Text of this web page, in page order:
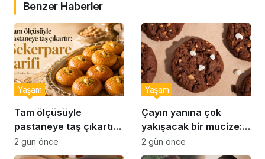
Benzer Haberler
Tam ölçüsüyle
pastaneye taş çıkartır:
Şekerpare tarifi
Yaşam
2 gün önce
Çayın yanına çok
yakışacak bir mucize:
Brownie tadında ıslak
kurabiye tarifi…
Yaşam
2 gün önce